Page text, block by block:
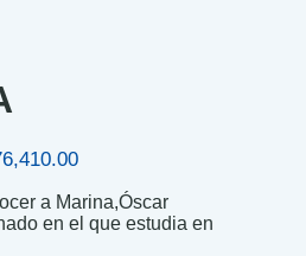
Price
$39,900.00
through
a Marina,Óscar
en el que estudia en